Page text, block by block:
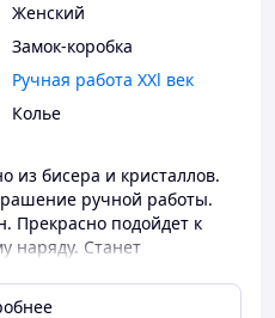
Женский
Замок-коробка
Ручная работа XXl век
Колье
из бисера и кристаллов.
ручной работы.
Прекрасно подойдет к
наряду. Станет
комплиментов и